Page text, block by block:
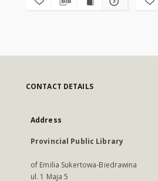
CONTACT DETAILS
Address
Provincial Public Library
of Emilia Sukertowa-Biedrawina
ul. 1 Maja 5